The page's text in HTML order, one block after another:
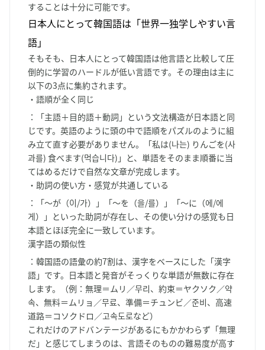
することは十分に可能です。
日本人にとって韓国語は「世界一独学しやすい言
語」
そもそも、日本人にとって韓国語は他言語と比較して圧
倒的に学習のハードルが低い言語です。その理由は主に
以下の3点に集約されます。
・語順が全く同じ
：「主語＋目的語＋動詞」という文法構造が日本語と同
じです。英語のように頭の中で語順をパズルのように組
み立て直す必要がありません。「私は(나는) りんごを(사
과를) 食べます(먹습니다)」と、単語をそのまま順番に当
てはめるだけで自然な文章が完成します。
・助詞の使い方・感覚が共通している
：「〜が（이/가）」「〜を（을/를）」「〜に（에/에
게）」といった助詞が存在し、その使い分けの感覚も日
本語とほぼ完全に一致しています。
漢字語の類似性
：韓国語の語彙の約7割は、漢字をベースにした「漢字
語」です。日本語と発音がそっくりな単語が無数に存在
します。（例：無理＝ムリ／무리、約束＝ヤクソク／약
속、無料＝ムリョ／무료、準備＝チュンビ／준비、高速
道路＝コソクドロ／고속도로など）
これだけのアドバンテージがあるにもかかわらず「無理
だ」と感じてしまうのは、言語そのものの難易度が高す